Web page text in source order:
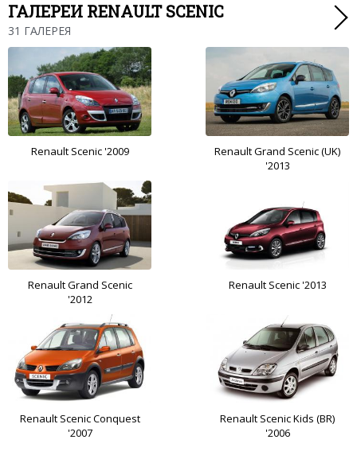
ГАЛЕРЕИ RENAULT SCENIC
31 ГАЛЕРЕЯ
Renault Scenic '2009
Renault Grand Scenic (UK)
'2013
Renault Grand Scenic
'2012
Renault Scenic '2013
Renault Scenic Conquest
'2007
Renault Scenic Kids (BR)
'2006